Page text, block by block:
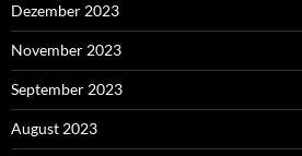
Dezember 2023
November 2023
September 2023
August 2023